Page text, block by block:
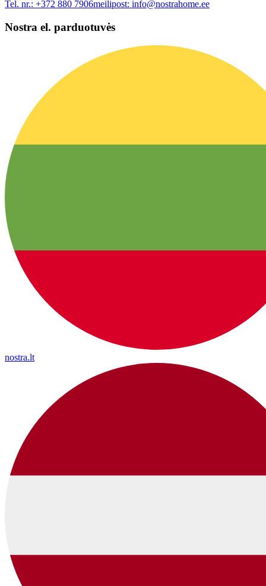
Tel. nr.: +372 880 7906meilipost: info@nostrahome.ee
Nostra el. parduotuvės
nostra.lt